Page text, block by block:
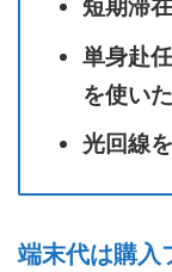
短期滞
単身赴
を使い
光回線
端末代は購入